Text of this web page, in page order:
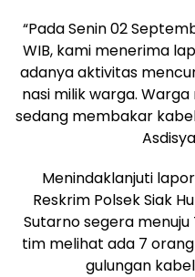
“Pada Senin 02
WIB, kami menerima
adanya aktivitas
nasi milik warga.
sedang membakar
Menindaklanjuti
Reskrim Polsek Siak
Sutarno segera menuju
tim melihat ada 7
gulungan